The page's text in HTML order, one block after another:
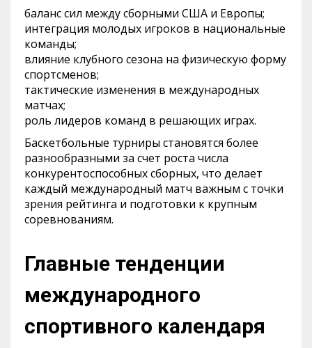
баланс сил между сборными США и Европы;
интеграция молодых игроков в национальные
команды;
влияние клубного сезона на физическую форму
спортсменов;
тактические изменения в международных
матчах;
роль лидеров команд в решающих играх.
Баскетбольные турниры становятся более
разнообразными за счет роста числа
конкурентоспособных сборных, что делает
каждый международный матч важным с точки
зрения рейтинга и подготовки к крупным
соревнованиям.
Главные тенденции
международного
спортивного календаря